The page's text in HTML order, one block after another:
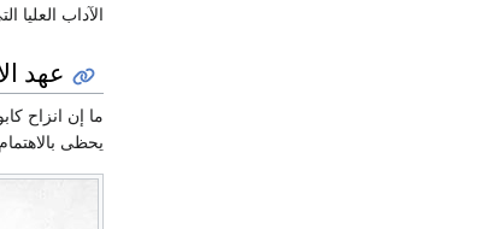
الآداب العليا
عهد
ما إن انزاح
يحظى